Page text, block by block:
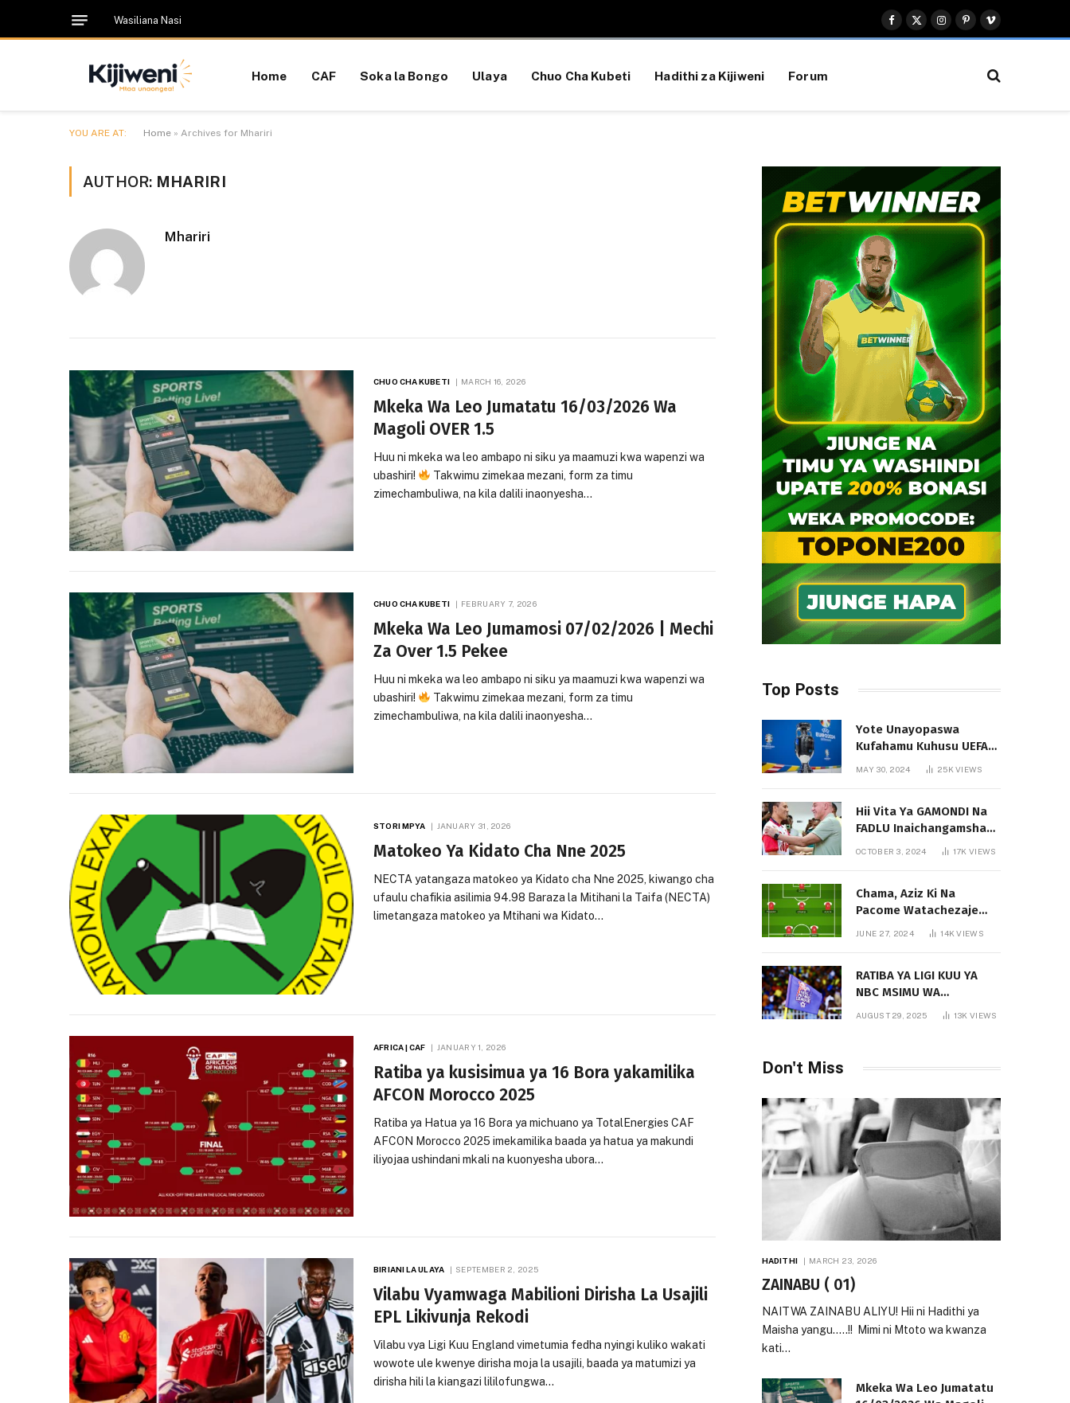
Wasiliana Nasi
Facebook
X
(Twitter)
Instagram
Pinterest
Vimeo
Home CAF Soka la Bongo Ulaya Chuo Cha Kubeti Hadithi za Kijiweni Forum
YOU ARE AT: Home » Archives for Mhariri
AUTHOR: MHARIRI
Mhariri
CHUO CHA KUBETI MARCH 16, 2026
Mkeka Wa Leo Jumatatu 16/03/2026 Wa
Magoli OVER 1.5
Huu ni mkeka wa leo ambapo ni siku ya maamuzi kwa wapenzi wa
ubashiri!
Takwimu zimekaa mezani, form za timu
zimechambuliwa, na kila dalili inaonyesha…
CHUO CHA KUBETI FEBRUARY 7, 2026
Mkeka Wa Leo Jumamosi 07/02/2026 | Mechi
Za Over 1.5 Pekee
Huu ni mkeka wa leo ambapo ni siku ya maamuzi kwa wapenzi wa
ubashiri!
Takwimu zimekaa mezani, form za timu
zimechambuliwa, na kila dalili inaonyesha…
STORI MPYA JANUARY 31, 2026
Matokeo Ya Kidato Cha Nne 2025
NECTA yatangaza matokeo ya Kidato cha Nne 2025, kiwango cha
ufaulu chafikia asilimia 94.98 Baraza la Mitihani la Taifa (NECTA)
limetangaza matokeo ya Mtihani wa Kidato…
AFRICA | CAF JANUARY 1, 2026
Ratiba ya kusisimua ya 16 Bora yakamilika
AFCON Morocco 2025
Ratiba ya Hatua ya 16 Bora ya michuano ya TotalEnergies CAF
AFCON Morocco 2025 imekamilika baada ya hatua ya makundi
iliyojaa ushindani mkali na kuonyesha ubora…
BIRIANI LA ULAYA SEPTEMBER 2, 2025
Vilabu Vyamwaga Mabilioni Dirisha La Usajili
EPL Likivunja Rekodi
Vilabu vya Ligi Kuu England vimetumia fedha nyingi kuliko wakati
wowote ule kwenye dirisha moja la usajili, baada ya matumizi ya
dirisha hili la kiangazi lililofungwa…
Top Posts
Yote Unayopaswa
Kufahamu Kuhusu UEFA
EURO 2024 German
MAY 30, 2024 25KVIEWS
Hii Vita Ya GAMONDI Na
FADLU Inaichangamsha
OCTOBER 3, 2024 17KVIEWS
Chama, Aziz Ki Na
Pacome Watachezaje
JUNE 27, 2024 14KVIEWS
RATIBA YA LIGI KUU YA
NBC MSIMU WA
AUGUST 29, 2025 13KVIEWS
Don't Miss
HADITHI MARCH 23, 2026
ZAINABU ( 01)
NAITWA ZAINABU ALIYU! Hii ni Hadithi ya
Maisha yangu…..!! Mimi ni Mtoto wa kwanza
kati…
Mkeka Wa Leo Jumatatu